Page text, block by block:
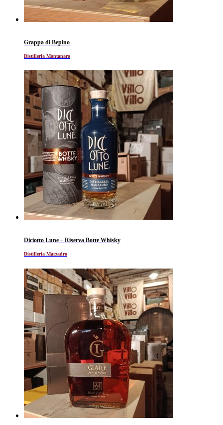
Grappa di Bepino
Distilleria Montanaro
Diciotto Lune – Riserva Botte Whisky
Distilleria Marzadro